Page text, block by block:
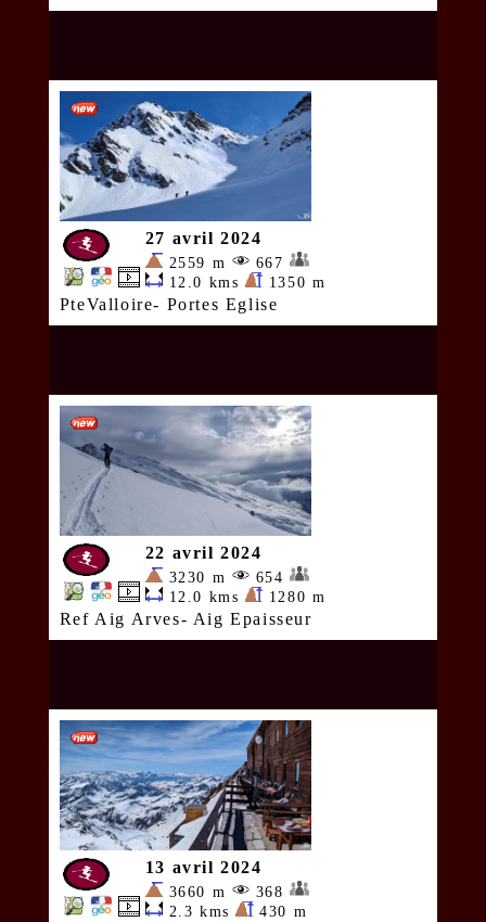
27 avril 2024
2559 m
667
12.0 kms
1350 m
PteValloire- Portes Eglise
22 avril 2024
3230 m
654
12.0 kms
1280 m
Ref Aig Arves- Aig Epaisseur
13 avril 2024
3660 m
368
2.3 kms
430 m